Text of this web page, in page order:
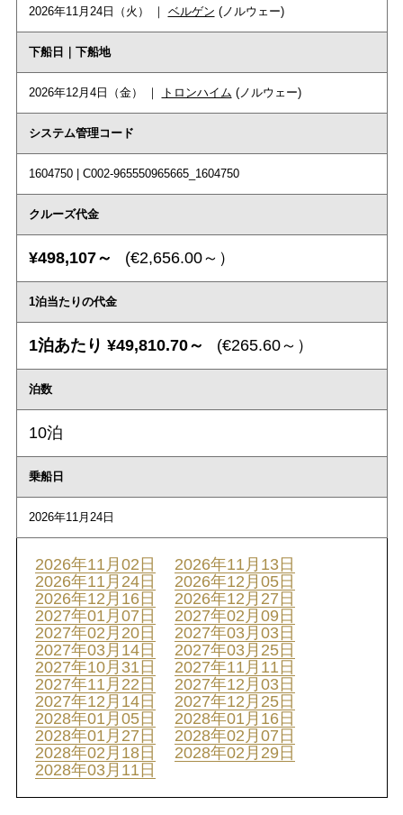
2026年11月24日（火） ｜ ベルゲン (ノルウェー)
下船日｜下船地
2026年12月4日（金） ｜ トロンハイム (ノルウェー)
システム管理コード
1604750 | C002-965550965665_1604750
クルーズ代金
¥498,107～ (€2,656.00～）
1泊当たりの代金
1泊あたり ¥49,810.70～ (€265.60～）
泊数
10泊
乗船日
2026年11月24日
2026年11月02日
2026年11月13日
2026年11月24日
2026年12月05日
2026年12月16日
2026年12月27日
2027年01月07日
2027年02月09日
2027年02月20日
2027年03月03日
2027年03月14日
2027年03月25日
2027年10月31日
2027年11月11日
2027年11月22日
2027年12月03日
2027年12月14日
2027年12月25日
2028年01月05日
2028年01月16日
2028年01月27日
2028年02月07日
2028年02月18日
2028年02月29日
2028年03月11日